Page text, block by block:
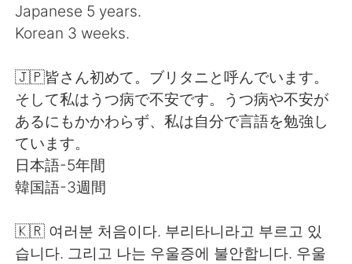
简体中文
Español العربية
Français Deutsch
日本語
Indonesia Italiano
Japanese 5 years.
Korean 3 weeks.
🇯🇵皆さん初めて。ブリタニと呼んでいます。
そして私はうつ病で不安です。うつ病や不安が
あるにもかかわらず、私は自分で言語を勉強し
ています。
日本語-5年間
韓国語-3週間
🇰🇷 여러분 처음이다. 부리타니라고 부르고 있
습니다. 그리고 나는 우울증에 불안합니다. 우울